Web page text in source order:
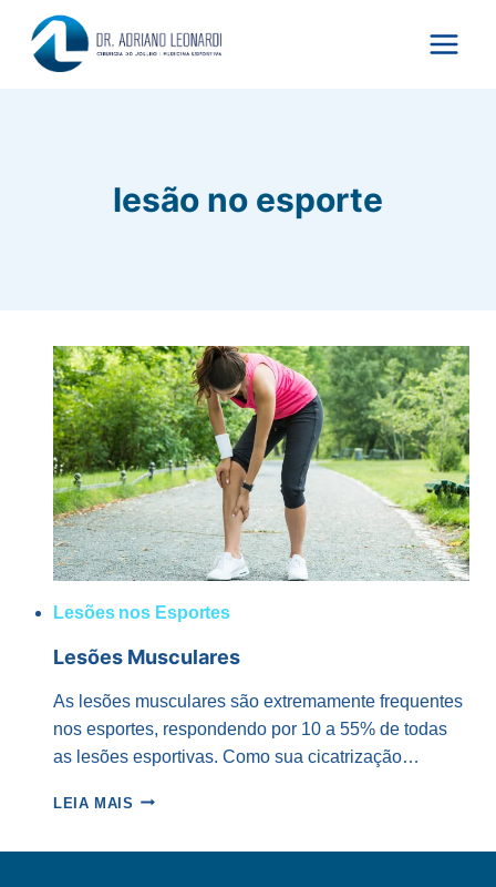
para
lesão no esporte
Lesões nos Esportes
Lesões Musculares
As lesões musculares são extremamente frequentes
nos esportes, respondendo por 10 a 55% de todas
as lesões esportivas. Como sua cicatrização…
LEIA MAIS LESÕES